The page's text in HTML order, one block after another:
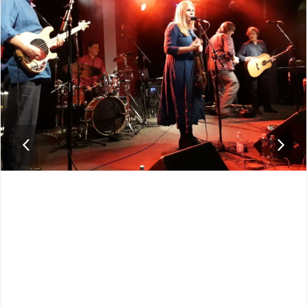
previous
slide
next
slide